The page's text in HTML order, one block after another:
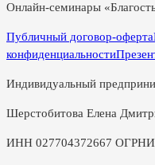
Онлайн-семинары
Публичный договор-оферта
конфиденциальности
Индивидуальный
Шерстобитова Елена
ИНН 027704372667